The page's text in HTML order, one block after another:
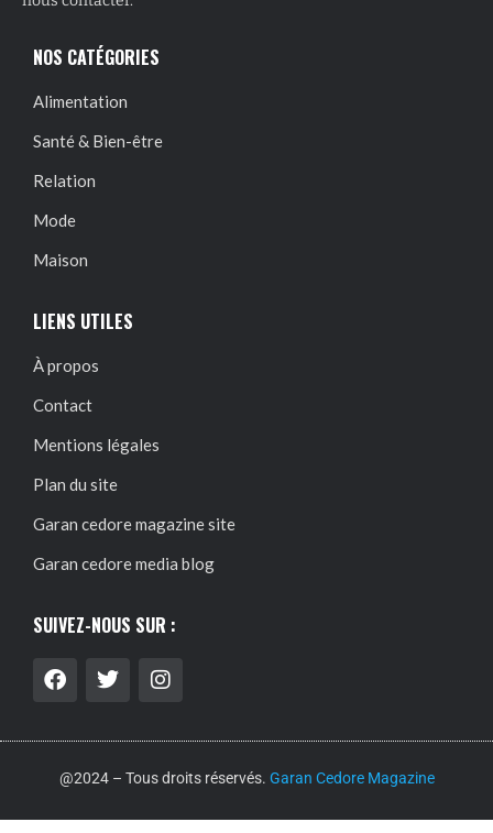
NOS CATÉGORIES
Alimentation
Santé & Bien-être
Relation
Mode
Maison
LIENS UTILES
À propos
Contact
Mentions légales
Plan du site
Garan cedore magazine site
Garan cedore media blog
SUIVEZ-NOUS SUR :
@2024 – Tous droits réservés. Garan Cedore Magazine